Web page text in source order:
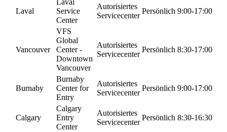
Laval
Laval
Service
Center
Autorisiertes
Servicecenter
Persönlich 9:00-17:00
Vancouver
VFS
Global
Center -
Downtown
Vancouver
Autorisiertes
Servicecenter
Persönlich 8:30-17:00
Burnaby
Burnaby
Center for
Entry
Autorisiertes
Servicecenter
Persönlich 9:00-17:00
Calgary
Calgary
Entry
Center
Autorisiertes
Servicecenter
Persönlich 8:30-16:30